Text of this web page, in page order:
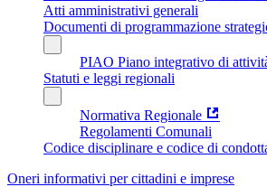
Atti amministrativi generali
Documenti di programmazione
PIAO Piano integrativo di
Statuti e leggi regionali
Normativa Regionale
Regolamenti Comunali
Codice disciplinare e codice di
Oneri informativi per cittadini e imprese